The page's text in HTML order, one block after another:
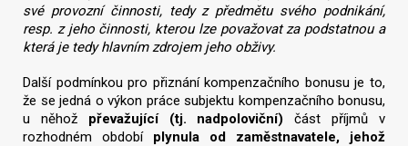
své provozní činnosti, tedy z předmětu svého podnikání,
resp. z jeho činnosti, kterou lze považovat za podstatnou a
která je tedy hlavním zdrojem jeho obživy.
Další podmínkou pro přiznání kompenzačního bonusu je to,
že se jedná o výkon práce subjektu kompenzačního bonusu,
u něhožpřevažující (tj. nadpoloviční) část příjmů v
rozhodném období plynula od zaměstnavatele, jehož